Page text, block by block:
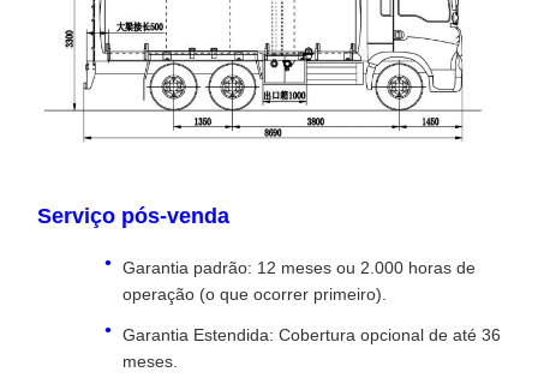
Serviço pós-venda
Garantia padrão: 12 meses ou 2.000 horas de
operação (o que ocorrer primeiro).
Garantia Estendida: Cobertura opcional de até 36
meses.